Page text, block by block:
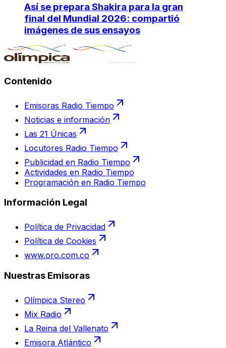
Así se prepara Shakira para la gran
final del Mundial 2026: compartió
imágenes de sus ensayos
Contenido
Emisoras Radio Tiempo
Noticias e información
Las 21 Únicas
Locutores Radio Tiempo
Publicidad en Radio Tiempo
Actividades en Radio Tiempo
Programación en Radio Tiempo
Información Legal
Política de Privacidad
Política de Cookies
www.oro.com.co
Nuestras Emisoras
Olímpica Stereo
Mix Radio
La Reina del Vallenato
Emisora Atlántico